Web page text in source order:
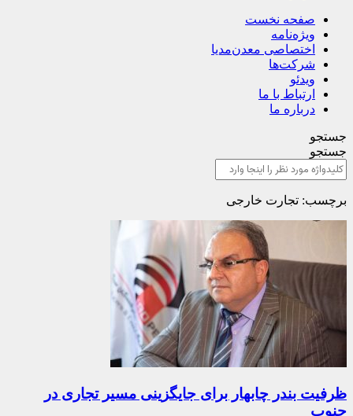
صفحه نخست
ویژه‌نامه
اختصاصی معدن‌مدیا
شرکت‌ها
ویدئو
ارتباط با ما
درباره ما
جستجو
جستجو
برچسب: تجارت خارجی
ظرفیت بندر چابهار برای جایگزینی مسیر تجاری در
جنوب